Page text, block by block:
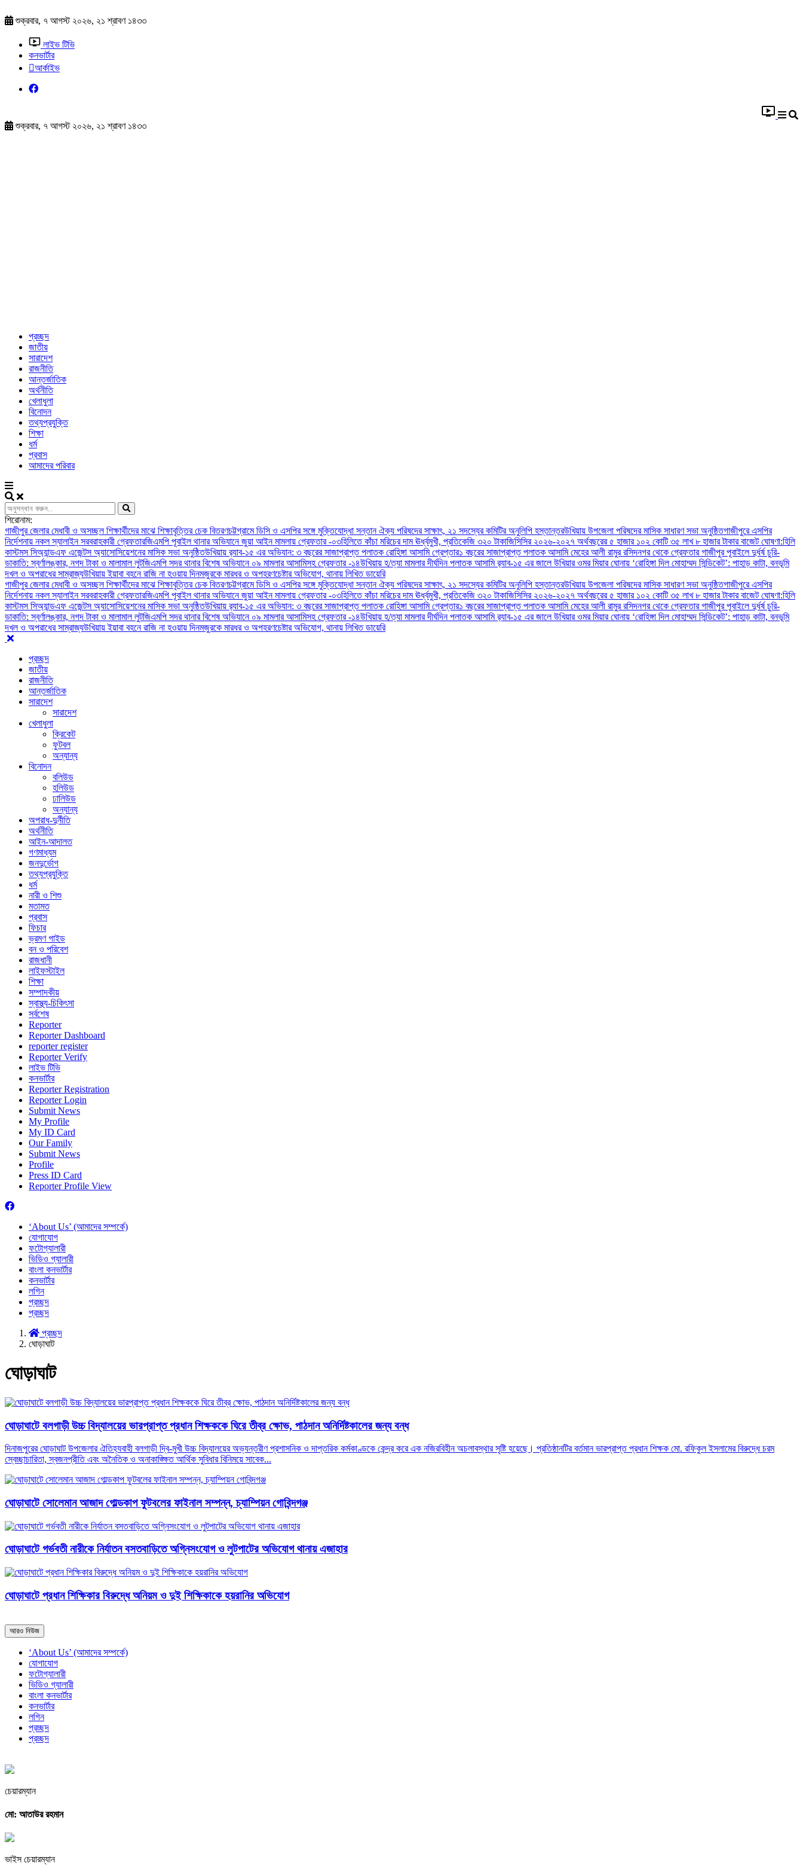
শুক্রবার, ৭ আগস্ট ২০২৬, ২১ শ্রাবণ ১৪৩৩
লাইভ টিভি
কনভার্টার
আর্কাইভ
শুক্রবার, ৭ আগস্ট ২০২৬, ২১ শ্রাবণ ১৪৩৩
প্রচ্ছদ
জাতীয়
সারাদেশ
রাজনীতি
আন্তর্জাতিক
অর্থনীতি
খেলাধুলা
বিনোদন
তথ্যপ্রযুক্তি
শিক্ষা
ধর্ম
প্রবাস
আমাদের পরিবার
শিরোনাম:
গাজীপুর জেলার মেধাবী ও অসচ্ছল শিক্ষার্থীদের মাঝে শিক্ষাবৃত্তির চেক বিতরণচট্টগ্রামে ডিসি ও এসপির সঙ্গে মুক্তিযোদ্ধা সন্তান ঐক্য পরিষদের সাক্ষাৎ, ২১ সদস্যের কমিটির অনুলিপি হস্তান্তরউখিয়ায় উপজেলা পরিষদের মাসিক সাধারণ সভা অনুষ্ঠিতগাজীপুরে এসপির
নির্দেশনায় নকল স্যালাইন সরবরাহকারী গ্রেফতারজিএমপি পূবাইল থানার অভিযানে জুয়া আইন মামলায় গ্রেফতার -০৩হিলিতে কাঁচা মরিচের দাম ঊর্ধ্বমুখী, প্রতিকেজি ৩২০ টাকাজিসিসির ২০২৬-২০২৭ অর্থবছরের ৫ হাজার ১০২ কোটি ৩৫ লাখ ৮ হাজার টাকার বাজেট ঘোষণা:হিলি
কাস্টমস সিঅ্যান্ডএফ এজেন্টস অ্যাসোসিয়েশনের মাসিক সভা অনুষ্ঠিতউখিয়ায় র‍্যাব-১৫ এর অভিযান: ৩ বছরের সাজাপ্রাপ্ত পলাতক রোহিঙ্গা আসামি গ্রেপ্তার১ বছরের সাজাপ্রাপ্ত পলাতক আসামি মেহের আলী রামুর রসিদনগর থেকে গ্রেফতার ‎গাজীপুর পূবাইলে দুর্ধর্ষ চুরি-
ডাকাতি: স্বর্ণালঙ্কার, নগদ টাকা ও মালামাল লুটজিএমপি সদর থানার বিশেষ অভিযানে ০৯ মামলার আসামিসহ গ্রেফতার -১৪উখিয়ায় হ/ত্যা মামলার দীর্ঘদিন পলাতক আসামি র‌্যাব-১৫ এর জালে ‎‎উখিয়ার ওমর মিয়ার ঘোনায় ‘রোহিঙ্গা দিল মোহাম্মদ সিন্ডিকেট’: পাহাড় কাটা, বনভূমি
দখল ও অপরাধের সাম্রাজ্যউখিয়ায় ইয়াবা বহনে রাজি না হওয়ায় দিনমজুরকে মারধর ও অপহরণচেষ্টার অভিযোগ, থানায় লিখিত ডায়েরি
গাজীপুর জেলার মেধাবী ও অসচ্ছল শিক্ষার্থীদের মাঝে শিক্ষাবৃত্তির চেক বিতরণচট্টগ্রামে ডিসি ও এসপির সঙ্গে মুক্তিযোদ্ধা সন্তান ঐক্য পরিষদের সাক্ষাৎ, ২১ সদস্যের কমিটির অনুলিপি হস্তান্তরউখিয়ায় উপজেলা পরিষদের মাসিক সাধারণ সভা অনুষ্ঠিতগাজীপুরে এসপির
নির্দেশনায় নকল স্যালাইন সরবরাহকারী গ্রেফতারজিএমপি পূবাইল থানার অভিযানে জুয়া আইন মামলায় গ্রেফতার -০৩হিলিতে কাঁচা মরিচের দাম ঊর্ধ্বমুখী, প্রতিকেজি ৩২০ টাকাজিসিসির ২০২৬-২০২৭ অর্থবছরের ৫ হাজার ১০২ কোটি ৩৫ লাখ ৮ হাজার টাকার বাজেট ঘোষণা:হিলি
কাস্টমস সিঅ্যান্ডএফ এজেন্টস অ্যাসোসিয়েশনের মাসিক সভা অনুষ্ঠিতউখিয়ায় র‍্যাব-১৫ এর অভিযান: ৩ বছরের সাজাপ্রাপ্ত পলাতক রোহিঙ্গা আসামি গ্রেপ্তার১ বছরের সাজাপ্রাপ্ত পলাতক আসামি মেহের আলী রামুর রসিদনগর থেকে গ্রেফতার ‎গাজীপুর পূবাইলে দুর্ধর্ষ চুরি-
ডাকাতি: স্বর্ণালঙ্কার, নগদ টাকা ও মালামাল লুটজিএমপি সদর থানার বিশেষ অভিযানে ০৯ মামলার আসামিসহ গ্রেফতার -১৪উখিয়ায় হ/ত্যা মামলার দীর্ঘদিন পলাতক আসামি র‌্যাব-১৫ এর জালে ‎‎উখিয়ার ওমর মিয়ার ঘোনায় ‘রোহিঙ্গা দিল মোহাম্মদ সিন্ডিকেট’: পাহাড় কাটা, বনভূমি
দখল ও অপরাধের সাম্রাজ্যউখিয়ায় ইয়াবা বহনে রাজি না হওয়ায় দিনমজুরকে মারধর ও অপহরণচেষ্টার অভিযোগ, থানায় লিখিত ডায়েরি
প্রচ্ছদ
জাতীয়
রাজনীতি
আন্তর্জাতিক
সারাদেশ
সারাদেশ
খেলাধুলা
ক্রিকেট
ফুটবল
অন্যান্য
বিনোদন
বলিউড
হলিউড
ঢালিউড
অন্যান্য
অপরাধ-দুর্নীতি
অর্থনীতি
আইন-আদালত
গণমাধ্যম
জনদুর্ভোগ
তথ্যপ্রযুক্তি
ধর্ম
নারী ও শিশু
মতামত
প্রবাস
ফিচার
ভ্রমণ গাইড
বন ও পরিবেশ
রাজধানী
লাইফস্টাইল
শিক্ষা
সম্পাদকীয়
স্বাস্থ্য-চিকিৎসা
সর্বশেষ
Reporter
Reporter Dashboard
reporter register
Reporter Verify
লাইভ টিভি
কনভার্টার
Reporter Registration
Reporter Login
Submit News
My Profile
My ID Card
Our Family
Submit News
Profile
Press ID Card
Reporter Profile View
‘About Us’ (আমাদের সম্পর্কে)
যোগাযোগ
ফটোগ্যালারী
ভিডিও গ্যালারী
বাংলা কনভার্টার
কনভার্টার
লগিন
প্রচ্ছদ
প্রচ্ছদ
প্রচ্ছদ
ঘোড়াঘাট
ঘোড়াঘাট
ঘোড়াঘাটে বলগাড়ী উচ্চ বিদ্যালয়ের ভারপ্রাপ্ত প্রধান শিক্ষককে ঘিরে তীব্র ক্ষোভ, পাঠদান অনির্দিষ্টকালের জন্য বন্ধ
দিনাজপুরের ঘোড়াঘাট উপজেলার ঐতিহ্যবাহী বলগাড়ী দ্বি-মুখী উচ্চ বিদ্যালয়ের অভ্যন্তরীণ প্রশাসনিক ও দাপ্তরিক কর্মকাণ্ডকে কেন্দ্র করে এক নজিরবিহীন অচলাবস্থার সৃষ্টি হয়েছে। প্রতিষ্ঠানটির বর্তমান ভারপ্রাপ্ত প্রধান শিক্ষক মো. রফিকুল ইসলামের বিরুদ্ধে চরম
স্বেচ্ছাচারিতা, স্বজনপ্রীতি এবং অনৈতিক ও অনাকাঙ্ক্ষিত আর্থিক সুবিধার বিনিময়ে সাবেক...
ঘোড়াঘাটে সোলেমান আজাদ গোল্ডকাপ ফুটবলের ফাইনাল সম্পন্ন, চ্যাম্পিয়ন গোবিন্দগঞ্জ
ঘোড়াঘাটে গর্ভবতী নারীকে নির্যাতন বসতবাড়িতে অগ্নিসংযোগ ও লুটপাটের অভিযোগ থানায় এজাহার
ঘোড়াঘাটে প্রধান শিক্ষিকার বিরুদ্ধে অনিয়ম ও দুই শিক্ষিকাকে হয়রানির অভিযোগ
আরও নিউজ
‘About Us’ (আমাদের সম্পর্কে)
যোগাযোগ
ফটোগ্যালারী
ভিডিও গ্যালারী
বাংলা কনভার্টার
কনভার্টার
লগিন
প্রচ্ছদ
প্রচ্ছদ
চেয়ারম্যান
মো: আতাউর রহমান
ভাইস চেয়ারম্যান